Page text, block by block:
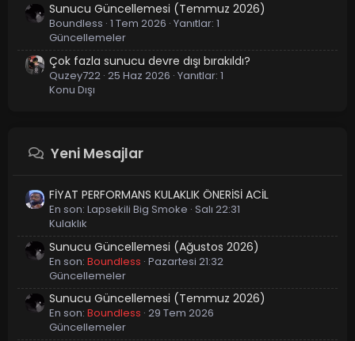
Sunucu Güncellemesi (Temmuz 2026)
Boundless 1 Tem 2026 Yanıtlar: 1
Güncellemeler
Çok fazla sunucu devre dışı bırakıldı?
Quzey722 25 Haz 2026 Yanıtlar: 1
Konu Dışı
Yeni Mesajlar
FİYAT PERFORMANS KULAKLIK ÖNERİSİ ACİL
En son: Lapsekili Big Smoke Salı 22:31
Kulaklık
Sunucu Güncellemesi (Ağustos 2026)
En son: Boundless Pazartesi 21:32
Güncellemeler
Sunucu Güncellemesi (Temmuz 2026)
En son: Boundless 29 Tem 2026
Güncellemeler